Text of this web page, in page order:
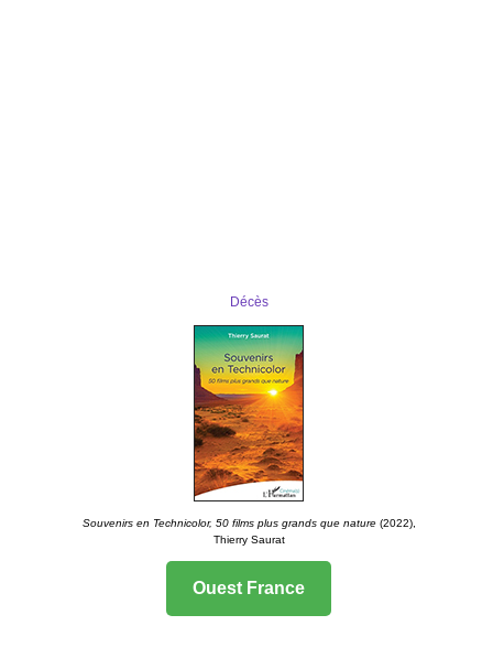
Décès
Souvenirs en Technicolor, 50 films plus grands que nature(2022),
Thierry Saurat
Ouest France